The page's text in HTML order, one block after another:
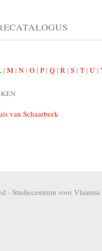
| M | N | O | P | Q | R | S | T | U |
van Schaarbeek
- Studiecentrum voor